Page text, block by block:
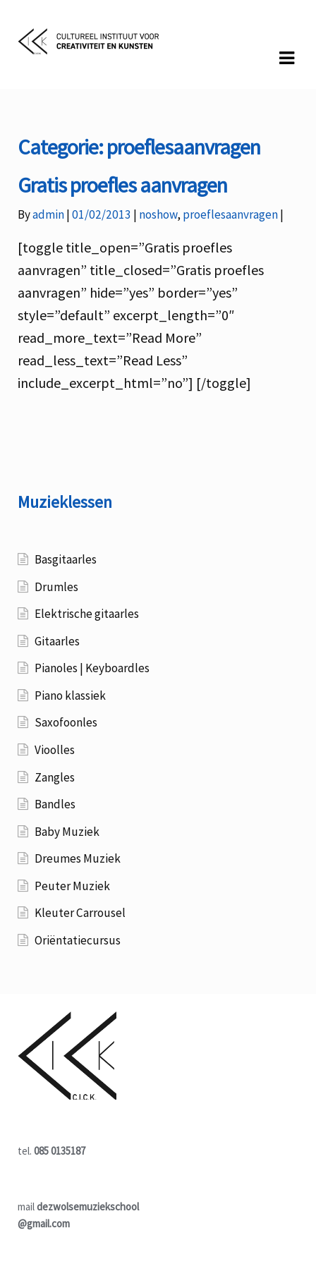
Skip
to
Skip
to
Categorie:proeflesaanvragen
Gratis proefles aanvragen
Byadmin 01/02/2013 Categories:
noshow,proeflesaanvragen
[toggle title_open=”Gratis proefles
aanvragen” title_closed=”Gratis proefles
aanvragen” hide=”yes” border=”yes”
style=”default” excerpt_length=”0″
read_more_text=”Read More”
read_less_text=”Read Less”
include_excerpt_html=”no”] [/toggle]
Muzieklessen
Basgitaarles
Drumles
Elektrische gitaarles
Gitaarles
Pianoles | Keyboardles
Piano klassiek
Saxofoonles
Vioolles
Zangles
Bandles
Baby Muziek
Dreumes Muziek
Peuter Muziek
Kleuter Carrousel
Oriëntatiecursus
tel. 085 0135187
maildezwolsemuziekschool
@gmail.com